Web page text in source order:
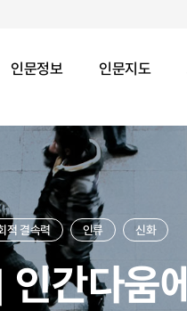
인문정보 인문지도
적 결속력 인류 신화
간다움